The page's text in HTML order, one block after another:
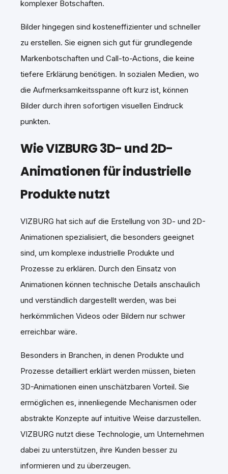
komplexer Botschaften.
Bilder hingegen sind kosteneffizienter und schneller
zu erstellen. Sie eignen sich gut für grundlegende
Markenbotschaften und Call-to-Actions, die keine
tiefere Erklärung benötigen. In sozialen Medien, wo
die Aufmerksamkeitsspanne oft kurz ist, können
Bilder durch ihren sofortigen visuellen Eindruck
punkten.
Wie VIZBURG 3D- und 2D-
Animationen für industrielle
Produkte nutzt
VIZBURG hat sich auf die Erstellung von 3D- und 2D-
Animationen spezialisiert, die besonders geeignet
sind, um komplexe industrielle Produkte und
Prozesse zu erklären. Durch den Einsatz von
Animationen können technische Details anschaulich
und verständlich dargestellt werden, was bei
herkömmlichen Videos oder Bildern nur schwer
erreichbar wäre.
Besonders in Branchen, in denen Produkte und
Prozesse detailliert erklärt werden müssen, bieten
3D-Animationen einen unschätzbaren Vorteil. Sie
ermöglichen es, innenliegende Mechanismen oder
abstrakte Konzepte auf intuitive Weise darzustellen.
VIZBURG nutzt diese Technologie, um Unternehmen
dabei zu unterstützen, ihre Kunden besser zu
informieren und zu überzeugen.